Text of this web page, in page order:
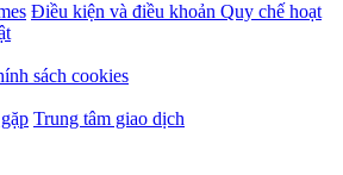
Điều kiện và điều khoản Quy chế hoạt
sách cookies
Trung tâm giao dịch